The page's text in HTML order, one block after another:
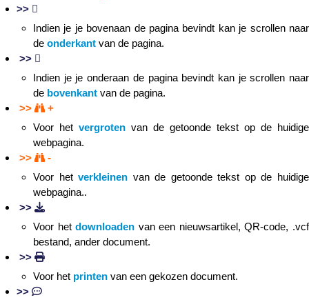
>>
Indien je je bovenaan de pagina bevindt kan je scrollen naar
de onderkant van de pagina.
>>
Indien je je onderaan de pagina bevindt kan je scrollen naar
de bovenkant van de pagina.
>>
+
Voor het vergroten van de getoonde tekst op de huidige
webpagina.
>>
-
Voor hetverkleinen van de getoonde tekst op de huidige
webpagina..
>>
Voor hetdownloaden van een nieuwsartikel, QR-code, .vcf
bestand, ander document.
>>
Voor het printen van een gekozen document.
>>